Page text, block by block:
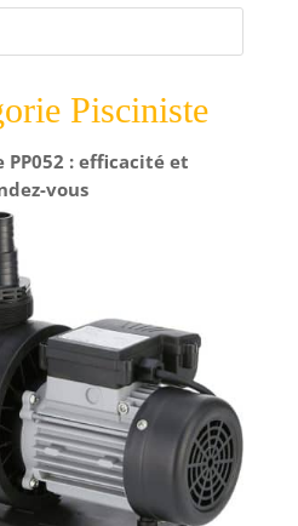
Pisciniste
PP052 : efficacité et
vous